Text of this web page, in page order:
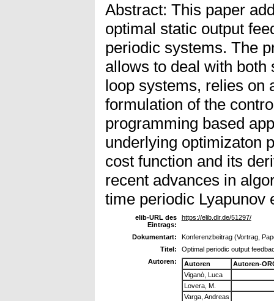
Abstract: This paper
optimal static output
periodic systems. The
allows to deal with both
loop systems, relies on
formulation of the
programming based
underlying optimizaton
cost function and its
recent advances in
time periodic Lyapunov
elib-URL des
Eintrags:
https://elib.dlr.de/51297/
Dokumentart:
Konferenzbeitrag (Vortrag,
Titel:
Optimal periodic output
Autoren:
Autoren
Autoren-
Viganò, Luca
Lovera, M.
Varga, Andreas